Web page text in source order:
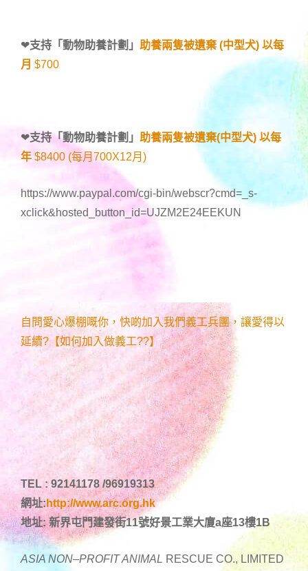
❤支持「動物助養計劃 」 助養兩隻被遺棄 (中型犬) 以每
月 $700
❤支持「動物助養計劃 」 助養兩隻被遺棄(中型犬) 以每
年 $8400 (每月700X12月)
https://www.paypal.com/cgi-bin/webscr?cmd=_s-
xclick&hosted_button_id=UJZM2E24EEKUN
自問愛心爆棚嘅你，快啲加入我們義工兵團，讓愛得以
延續?【如何加入做義工??】
TEL : 92141178 /96919313
網址:http://www.arc.org.hk
地址: 新界屯門建發街11號好景工業大廈a座13樓1B
ASIA NON–PROFIT ANIMAL RESCUE CO., LIMITED